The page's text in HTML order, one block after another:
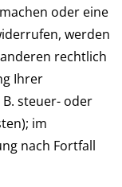
oder eine
werden
rechtlich
Ihrer
steuer- oder
im
nach Fortfall